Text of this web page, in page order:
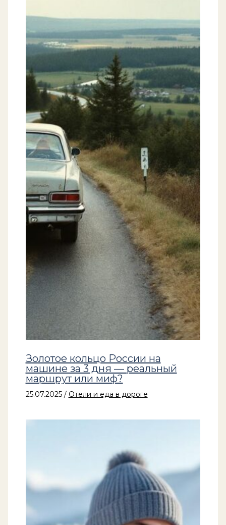
Золотое кольцо России на
машине за 3 дня — реальный
маршрут или миф?
25.07.2025 / Отели и еда в дороге